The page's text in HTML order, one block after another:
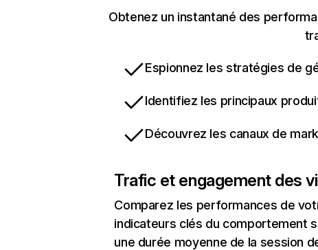
Obtenez un instantané des
Espionnez les stratégies de
Identifiez les principaux
Découvrez les canaux de
Trafic et engagement des
Comparez les performances de
indicateurs clés du comportement
une durée moyenne de la session